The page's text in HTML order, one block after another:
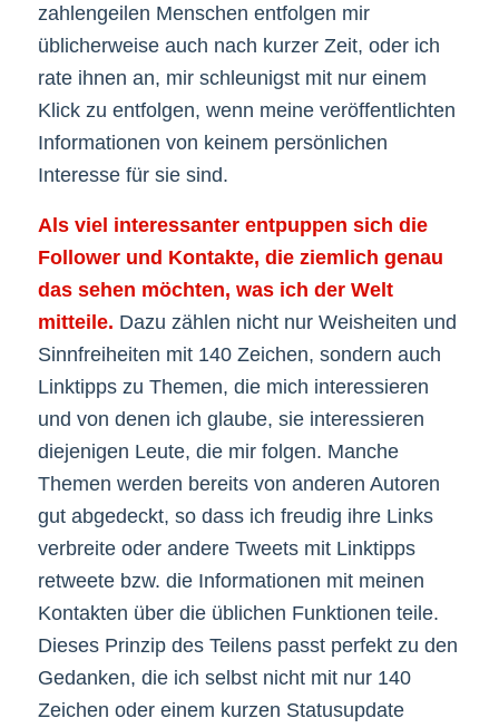
zahlengeilen Menschen entfolgen mir
üblicherweise auch nach kurzer Zeit, oder ich
rate ihnen an, mir schleunigst mit nur einem
Klick zu entfolgen, wenn meine veröffentlichten
Informationen von keinem persönlichen
Interesse für sie sind.
Als viel interessanter entpuppen sich die
Follower und Kontakte, die ziemlich genau
das sehen möchten, was ich der Welt
mitteile. Dazu zählen nicht nur Weisheiten und
Sinnfreiheiten mit 140 Zeichen, sondern auch
Linktipps zu Themen, die mich interessieren
und von denen ich glaube, sie interessieren
diejenigen Leute, die mir folgen. Manche
Themen werden bereits von anderen Autoren
gut abgedeckt, so dass ich freudig ihre Links
verbreite oder andere Tweets mit Linktipps
retweete bzw. die Informationen mit meinen
Kontakten über die üblichen Funktionen teile.
Dieses Prinzip des Teilens passt perfekt zu den
Gedanken, die ich selbst nicht mit nur 140
Zeichen oder einem kurzen Statusupdate